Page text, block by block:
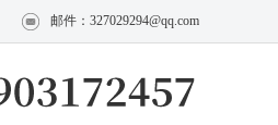
邮件：327029294@qq.com